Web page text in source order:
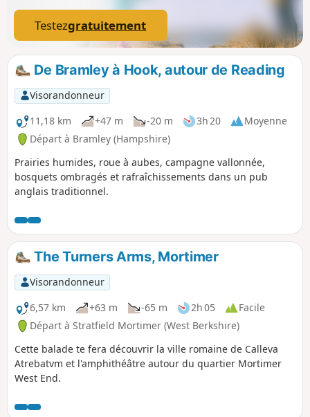
Testezgratuitement
De Bramley à Hook, autour de Reading
Visorandonneur
11,18 km
+47 m -20 m 3h 20
Moyenne
Départ à Bramley (Hampshire)
Prairies humides, roue à aubes, campagne vallonnée,
bosquets ombragés et rafraîchissements dans un pub
anglais traditionnel.
The Turners Arms, Mortimer
Visorandonneur
6,57 km
+63 m -65 m 2h 05
Facile
Départ à Stratfield Mortimer (West Berkshire)
Cette balade te fera découvrir la ville romaine de Calleva
Atrebatvm et l'amphithéâtre autour du quartier Mortimer
West End.